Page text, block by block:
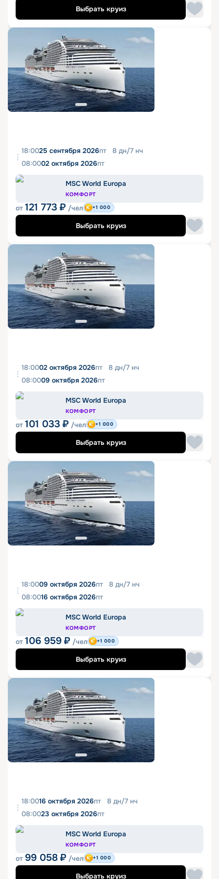
Выбрать круиз
18:0025 сентября 2026пт 8 дн/7 нч
08:0002 октября 2026пт
MSC World Europa
КОМФОРТ
от 121 773 ₽ /чел +1 000
Выбрать круиз
18:0002 октября 2026пт 8 дн/7 нч
08:0009 октября 2026пт
MSC World Europa
КОМФОРТ
от 101 033 ₽ /чел +1 000
Выбрать круиз
18:0009 октября 2026пт 8 дн/7 нч
08:0016 октября 2026пт
MSC World Europa
КОМФОРТ
от 106 959 ₽ /чел +1 000
Выбрать круиз
18:0016 октября 2026пт 8 дн/7 нч
08:0023 октября 2026пт
MSC World Europa
КОМФОРТ
от 99 058 ₽ /чел +1 000
Выбрать круиз